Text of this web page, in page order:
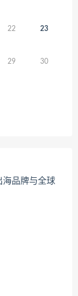
22 23
29 30